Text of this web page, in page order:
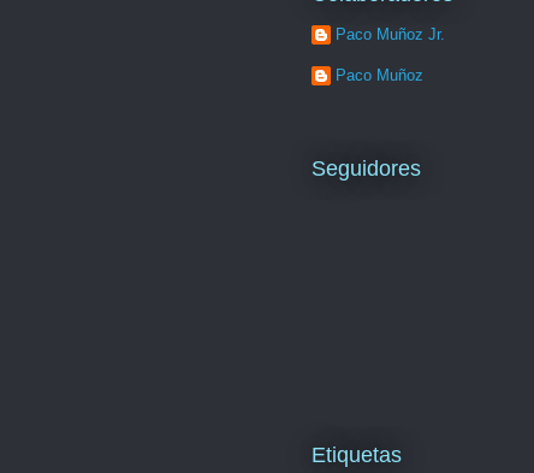
Paco Muñoz Jr.
Paco Muñoz
Seguidores
Etiquetas